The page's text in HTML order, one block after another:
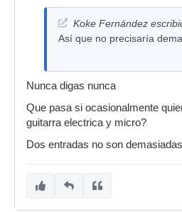
Koke Fernández
Así que no precisaría
Nunca digas nunca
Que pasa si ocasionalmente
guitarra electrica y micro?
Dos entradas no son demasiadas